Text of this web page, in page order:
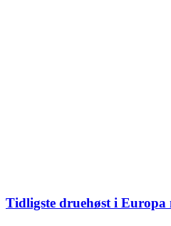
Tidligste druehøst i Europa